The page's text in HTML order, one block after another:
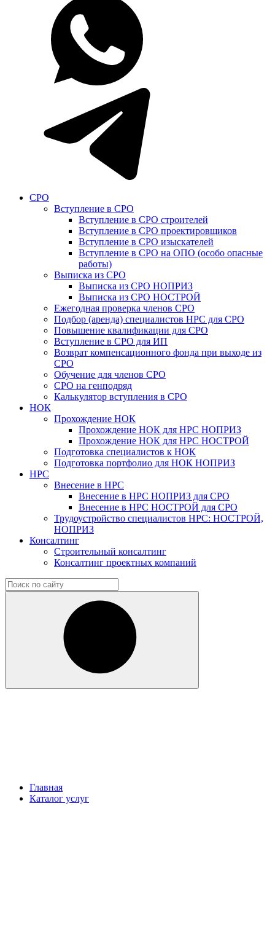
СРО
Вступление в СРО
Вступление в СРО строителей
Вступление в СРО проектировщиков
Вступление в СРО изыскателей
Вступление в СРО на ОПО (особо опасные
работы)
Выписка из СРО
Выписка из СРО НОПРИЗ
Выписка из СРО НОСТРОЙ
Ежегодная проверка членов СРО
Подбор (аренда) специалистов НРС для СРО
Повышение квалификации для СРО
Вступление в СРО для ИП
Возврат компенсационного фонда при выходе из
СРО
Обучение для членов СРО
СРО на генподряд
Калькулятор вступления в СРО
НОК
Прохождение НОК
Прохождение НОК для НРС НОПРИЗ
Прохождение НОК для НРС НОСТРОЙ
Подготовка специалистов к НОК
Подготовка портфолио для НОК НОПРИЗ
НРС
Внесение в НРС
Внесение в НРС НОПРИЗ для СРО
Внесение в НРС НОСТРОЙ для СРО
Трудоустройство специалистов НРС: НОСТРОЙ,
НОПРИЗ
Консалтинг
Строительный консалтинг
Консалтинг проектных компаний
Главная
Каталог услуг